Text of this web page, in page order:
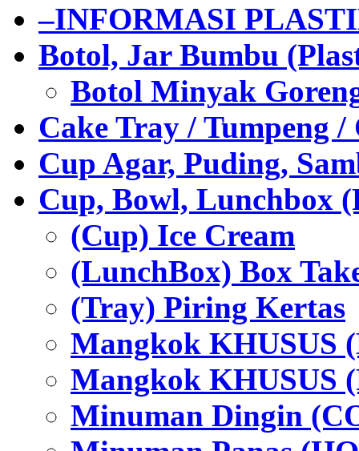
–INFORMASI
Botol, Jar Bumbu
Botol Minyak
Cake Tray / Tumpeng /
Cup Agar, Puding,
Cup, Bowl, Lunchbox
(Cup) Ice Cream
(LunchBox) Box
(Tray) Piring Kertas
Mangkok KHUSUS
Mangkok KHUSUS
Minuman Dingin